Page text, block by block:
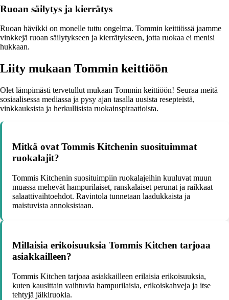
Ruoan säilytys ja kierrätys
Ruoan hävikki on monelle tuttu ongelma. Tommin keittiössä jaamme
vinkkejä ruoan säilytykseen ja kierrätykseen, jotta ruokaa ei menisi
hukkaan.
Liity mukaan Tommin keittiöön
Olet lämpimästi tervetullut mukaan Tommin keittiöön! Seuraa meitä
sosiaalisessa mediassa ja pysy ajan tasalla uusista resepteistä,
vinkkauksista ja herkullisista ruokainspiraatioista.
Mitkä ovat Tommis Kitchenin suosituimmat
ruokalajit?
Tommis Kitchenin suosituimpiin ruokalajeihin kuuluvat muun
muassa mehevät hampurilaiset, ranskalaiset perunat ja raikkaat
salaattivaihtoehdot. Ravintola tunnetaan laadukkaista ja
maistuvista annoksistaan.
Millaisia erikoisuuksia Tommis Kitchen tarjoaa
asiakkailleen?
Tommis Kitchen tarjoaa asiakkailleen erilaisia erikoisuuksia,
kuten kausittain vaihtuvia hampurilaisia, erikoiskahveja ja itse
tehtyjä jälkiruokia.